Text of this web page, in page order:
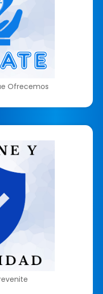
Ofrecemos